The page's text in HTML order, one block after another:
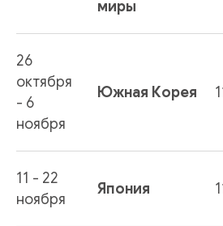
миры
26
октября
- 6
ноября
Южная Корея
11 - 22
ноября
Япония